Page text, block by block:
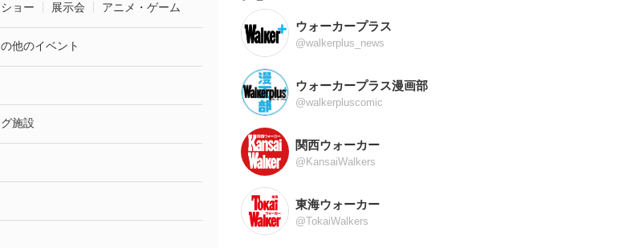
ョー 展示会 アニメ・ゲーム
他のイベント
施設
ウォーカープラス
@walkerplus_news
ウォーカープラス漫画部
@walkerpluscomic
関西ウォーカー
@KansaiWalkers
東海ウォーカー
@TokaiWalkers